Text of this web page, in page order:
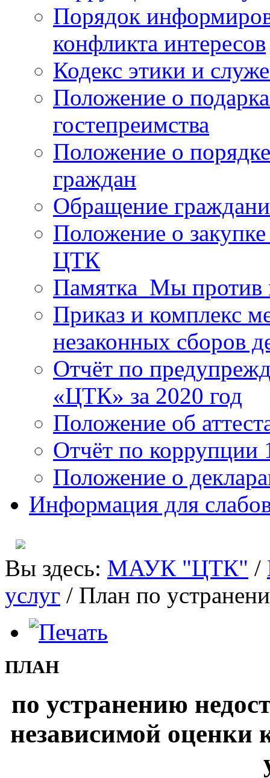
Порядок
конфликта интересов
Кодекс этики и
Положение о
гостепреимства
Положение о
граждан
Обращение
Положение о
ЦТК
Памятка_Мы против
Приказ и комплекс
незаконных сборов
Отчёт по
«ЦТК» за 2020 год
Положение об
Отчёт по коррупции
Положение о
Информация для
Вы здесь: МАУК "ЦТК" /
услуг / План по
ПЛАН
по устранению
независимой оценки